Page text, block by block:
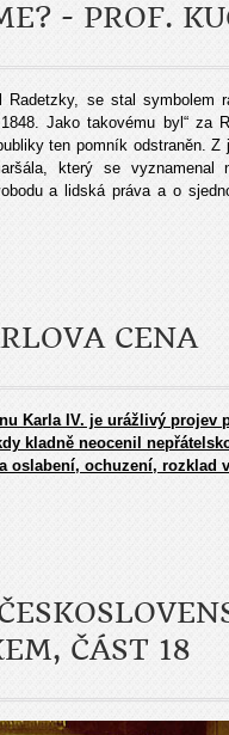
- PROF.
se stal symbolem
Jako takovému byl“ za
ten pomník odstraněn. Z
který se vyznamenal
a lidská práva a o
CENA
Karla IV. je urážlivý projev
kladně neocenil
oslabení, ochuzení, rozklad
ČÁST 18